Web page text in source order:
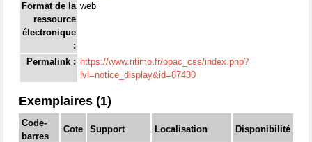
Format de la
ressource
électronique
:
web
Permalink : https://www.ritimo.fr/opac_css/index.php?
lvl=notice_display&id=87430
Exemplaires (1)
Code-
barres
Cote Support Localisation Disponibilité